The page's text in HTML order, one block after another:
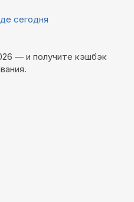
сегодня
— и получите кэшбэк